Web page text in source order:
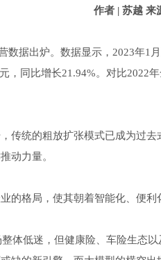
作者 | 苏越 来
数据出炉。数据显示，2023年1
，同比增长21.94%。对比2022
传统的粗放扩张模式已成为过
动力量。
的格局，使其朝着智能化、便利
体低迷，但健康险、车险生态